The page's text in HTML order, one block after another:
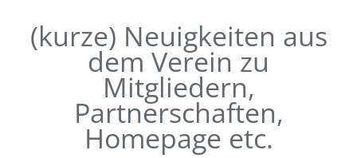
(kurze) Neuigkeiten aus
dem Verein zu
Mitgliedern,
Partnerschaften,
Homepage etc.